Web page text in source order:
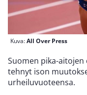
Kuva:All Over Press
Suomen pika-
tehnyt ison
urheiluvuoteensa.